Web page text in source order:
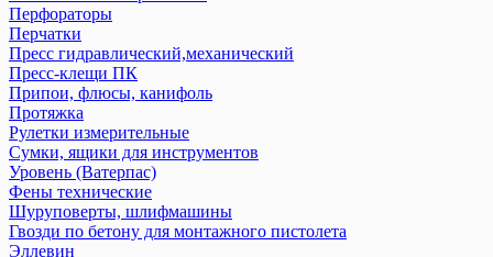
Перфораторы
Перчатки
Пресс гидравлический,механический
Пресс-клещи ПК
Припои, флюсы, канифоль
Протяжка
Рулетки измерительные
Сумки, ящики для инструментов
Уровень (Ватерпас)
Фены технические
Шуруповерты, шлифмашины
Гвозди по бетону для монтажного пистолета
Эллевин